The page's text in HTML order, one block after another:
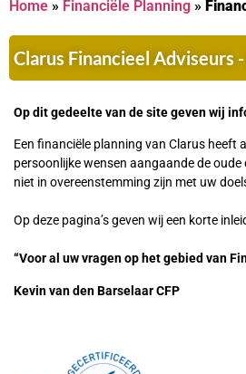
Home » Financiële Planning »
Clarus Financieel Adviseurs
Op dit gedeelte van de site geven wij
Een financiële planning van Clarus heeft
persoonlijke wensen aangaande de
niet in overeenstemming zijn met uw
Op deze pagina’s geven wij een korte
“Voor al uw vragen op het gebied van
Kevin van den Barselaar CFP